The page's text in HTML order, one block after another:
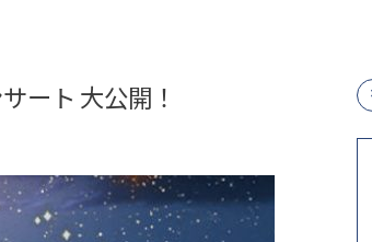
ート 大公開！